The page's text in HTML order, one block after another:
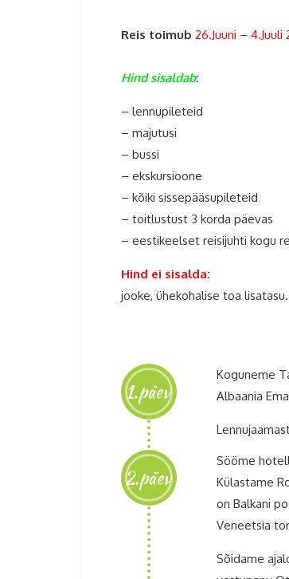
Reis toimub 26.Juuni – 4.Juuli
Hind sisaldab:
– lennupileteid
– majutusi
– bussi
– ekskursioone
– kõiki sissepääsupileteid
– toitlustust 3 korda päevas
– eestikeelset reisijuhti kogu
Hind ei sisalda:
jooke, ühekohalise toa lisatasu.
1.päev
Koguneme
Albaania
2.päev
Sööme
Külastame
on Balkani
Veneetsia
Sõidame